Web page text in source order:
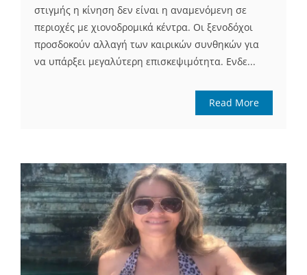
στιγμής η κίνηση δεν είναι η αναμενόμενη σε
περιοχές με χιονοδρομικά κέντρα. Οι ξενοδόχοι
προσδοκούν αλλαγή των καιρικών συνθηκών για
να υπάρξει μεγαλύτερη επισκεψιμότητα. Ενδε...
Read More